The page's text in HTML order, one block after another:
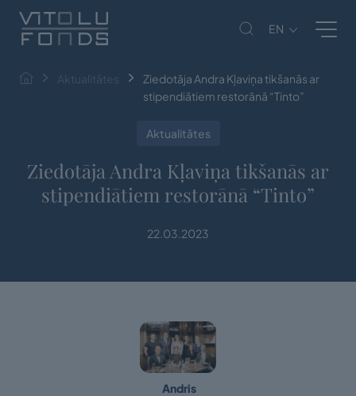
EN
Aktualitātes
Ziedotāja Andra Kļaviņa tikšanās ar
stipendiātiem restorānā “Tinto”
Aktualitātes
Ziedotāja Andra Kļaviņa tikšanās ar
stipendiātiem restorānā “Tinto”
22.03.2023
Andris